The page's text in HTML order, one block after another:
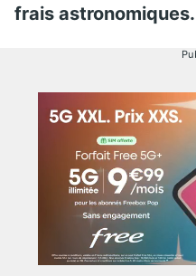
frais astronomiques.